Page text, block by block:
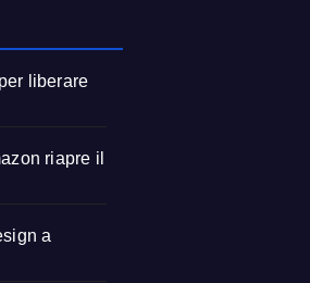
liberare
riapre il
a